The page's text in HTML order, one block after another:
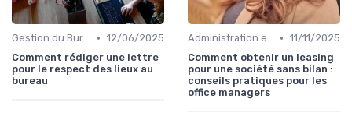
Gestion du Bureau • 12/06/2025
Comment rédiger une lettre
pour le respect des lieux au
bureau
Administration et Finance • 11/11/2025
Comment obtenir un leasing
pour une société sans bilan :
conseils pratiques pour les
office managers